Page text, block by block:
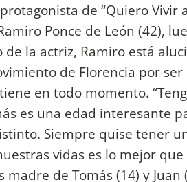
de “Quiero Vivir
Ponce de León (42),
la actriz, Ramiro está
de Florencia por
en todo momento.
es una edad interesante
Siempre quise tener
vidas es lo mejor
madre de Tomás (14) y